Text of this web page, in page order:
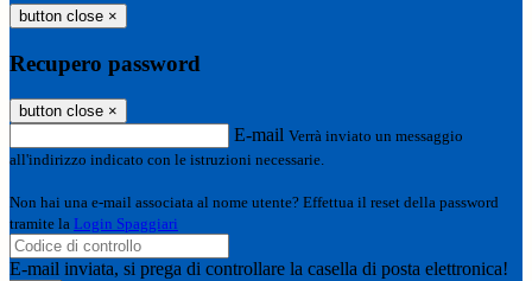
button close ×
Recupero password
button close ×
E-mail Verrà inviato un messaggio
all'indirizzo indicato con le istruzioni necessarie.
Non hai una e-mail associata al nome utente? Effettua il reset della password
tramite la Login Spaggiari
E-mail inviata, si prega di controllare la casella di posta elettronica!